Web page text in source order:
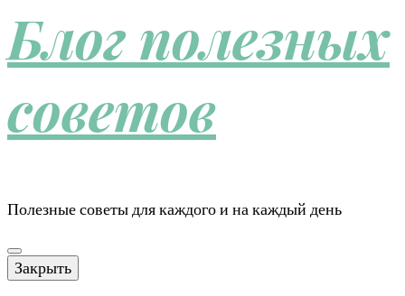
Блог полезных
советов
Полезные советы для каждого и на каждый день
Закрыть